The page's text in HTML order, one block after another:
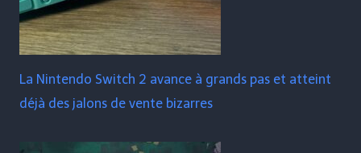
La Nintendo Switch 2 avance à grands pas et atteint
déjà des jalons de vente bizarres